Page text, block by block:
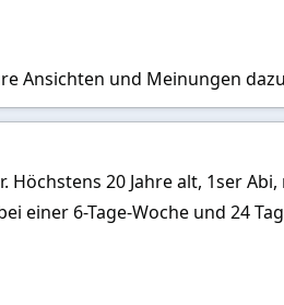
Ansichten und Meinungen
Höchstens 20 Jahre alt, 1ser
einer 6-Tage-Woche und 24